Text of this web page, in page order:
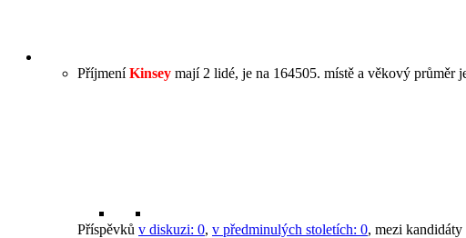
PříjmeníKinsey mají 2 lidé, je na 164505. místě a věkový průměr
Příspěvků v diskuzi: 0, v předminulých stoletích: 0, mezi kandidáty